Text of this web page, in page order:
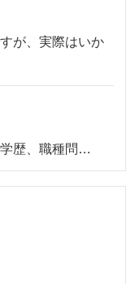
が、実際はいか
歴、職種問…